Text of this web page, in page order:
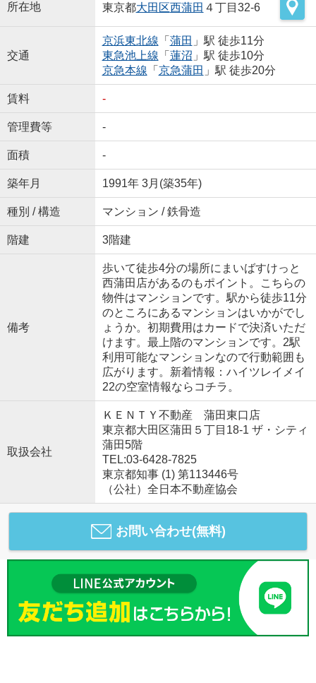
所在地 東京都大田区西蒲田 ４丁目32-6
交通
京浜東北線 「 蒲田 」駅 徒歩11分
東急池上線 「 蓮沼 」駅 徒歩10分
京急本線 「 京急蒲田 」駅 徒歩20分
賃料 -
管理費等 -
面積 -
築年月 1991年 3月(築35年)
種別 / 構造 マンション / 鉄骨造
階建 3階建
備考
歩いて徒歩4分の場所にまいばすけっと
西蒲田店があるのもポイント。こちらの
物件はマンションです。駅から徒歩11分
のところにあるマンションはいかがでし
ょうか。初期費用はカードで決済いただ
けます。最上階のマンションです。2駅
利用可能なマンションなので行動範囲も
広がります。新着情報：ハイツレイメイ
22の空室情報ならコチラ。
取扱会社
ＫＥＮＴＹ不動産 蒲田東口店
東京都大田区蒲田５丁目18-1 ザ・シティ
蒲田5階
TEL:03-6428-7825
東京都知事 (1) 第113446号
（公社）全日本不動産協会
お問い合わせ(無料)